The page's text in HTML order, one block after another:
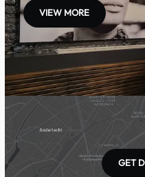
VIEW MORE
GET